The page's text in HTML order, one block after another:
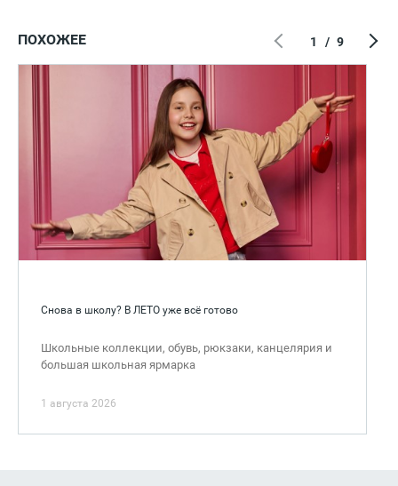
ПОХОЖЕЕ
Снова в школу? В ЛЕТО уже всё готово
Школьные коллекции, обувь, рюкзаки, канцелярия и
большая школьная ярмарка
1 августа 2026
1 / 9